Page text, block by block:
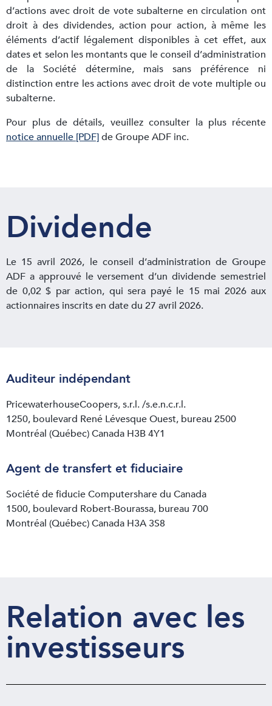
d’actions avec droit de vote subalterne en circulation ont
droit à des dividendes, action pour action, à même les
éléments d’actif légalement disponibles à cet effet, aux
dates et selon les montants que le conseil d’administration
de la Société détermine, mais sans préférence ni
distinction entre les actions avec droit de vote multiple ou
subalterne.
Pour plus de détails, veuillez consulter la plus récente
notice annuelle [PDF]de Groupe ADF inc.
Dividende
Le 15 avril 2026, le conseil d’administration de Groupe
ADF a approuvé le versement d’un dividende semestriel
de 0,02 $ par action, qui sera payé le 15 mai 2026 aux
actionnaires inscrits en date du 27 avril 2026.
Auditeur indépendant
PricewaterhouseCoopers, s.r.l. /s.e.n.c.r.l.
1250, boulevard René Lévesque Ouest, bureau 2500
Montréal (Québec) Canada H3B 4Y1
Agent de transfert et fiduciaire
Société de fiducie Computershare du Canada
1500, boulevard Robert-Bourassa, bureau 700
Montréal (Québec) Canada H3A 3S8
Relation avec les
investisseurs